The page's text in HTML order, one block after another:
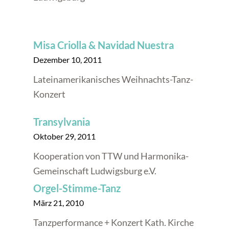
Misa Criolla & Navidad Nuestra
Dezember 10, 2011
Lateinamerikanisches Weihnachts-Tanz-
Konzert
Transylvania
Oktober 29, 2011
Kooperation von TTW und Harmonika-
Gemeinschaft Ludwigsburg e.V.
Orgel-Stimme-Tanz
März 21, 2010
Tanzperformance + Konzert Kath. Kirche